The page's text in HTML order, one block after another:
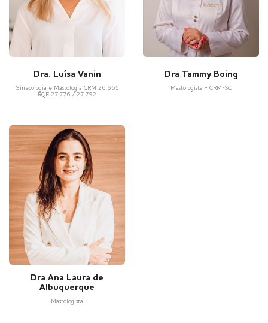
Dra. Luísa Vanin
Ginecologia e Mastologia CRM 26.665
RQE 27.776 / 27.792
Dra Tammy Boing
Mastologista - CRM-SC
Dra Ana Laura de
Albuquerque
Mastologista